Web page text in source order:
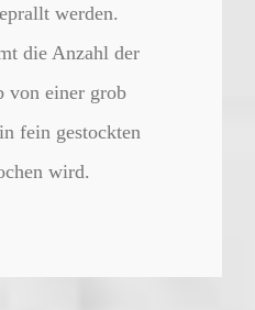
werden.
die Anzahl der
von einer grob
fein gestockten
wird.